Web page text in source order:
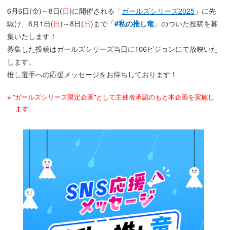
6月6日(金)～8日(日)に開催される「ガールズシリーズ2025 」に先
駆け、6月1日(日)～8日(日)まで「#私の推し竜 」のついた投稿を募
集いたします！
募集した投稿はガールズシリーズ当日に106ビジョンにて放映いた
します。
推し選手への応援メッセージをお待ちしております！
”ガールズシリーズ限定企画”として主催者承認のもと本企画を実施し
ます